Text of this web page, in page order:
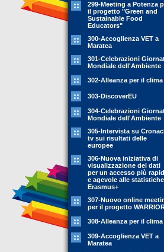
299-Meeting a Potenza
il progetto "Green and
Sustainable Food
Educators"
300-Accoglienza VET a
Maratea
301-Celebrazioni
Mondiale dell'Ambiente
302-Alleanza per il clima
303-DiscoverEU
304-Celebrazioni
Mondiale dell'Ambiente
305-Intervista su
tv sui risultati delle
europee
306-Nuova iniziativa di
visualizzazione dei dati
per un accesso più
e agevole alle statistiche
Erasmus+
307-Nuovo online
per il progetto
308-Alleanza per il clima
309-Accoglienza VET a
Maratea